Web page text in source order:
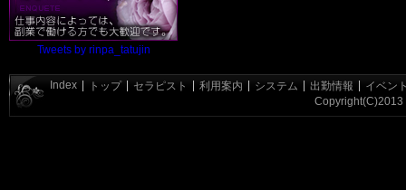
Tweets by rinpa_tatujin
Index トップ セラピスト 利用案内 システム 出勤情報
イベン
Copyright(C)2013